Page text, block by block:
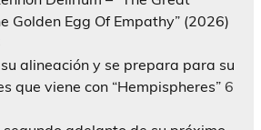
Golden Egg Of Empathy” (2026)
alineación y se prepara para su
que viene con “Hempispheres” 6